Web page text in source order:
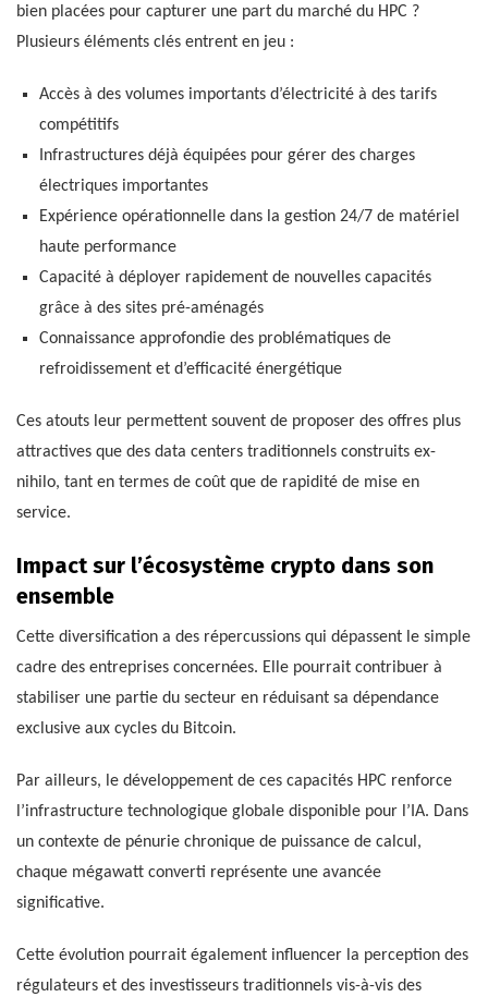
bien placées pour capturer une part du marché du HPC ?
Plusieurs éléments clés entrent en jeu :
Accès à des volumes importants d’électricité à des tarifs
compétitifs
Infrastructures déjà équipées pour gérer des charges
électriques importantes
Expérience opérationnelle dans la gestion 24/7 de matériel
haute performance
Capacité à déployer rapidement de nouvelles capacités
grâce à des sites pré-aménagés
Connaissance approfondie des problématiques de
refroidissement et d’efficacité énergétique
Ces atouts leur permettent souvent de proposer des offres plus
attractives que des data centers traditionnels construits ex-
nihilo, tant en termes de coût que de rapidité de mise en
service.
Impact sur l’écosystème crypto dans son
ensemble
Cette diversification a des répercussions qui dépassent le simple
cadre des entreprises concernées. Elle pourrait contribuer à
stabiliser une partie du secteur en réduisant sa dépendance
exclusive aux cycles du Bitcoin.
Par ailleurs, le développement de ces capacités HPC renforce
l’infrastructure technologique globale disponible pour l’IA. Dans
un contexte de pénurie chronique de puissance de calcul,
chaque mégawatt converti représente une avancée
significative.
Cette évolution pourrait également influencer la perception des
régulateurs et des investisseurs traditionnels vis-à-vis des